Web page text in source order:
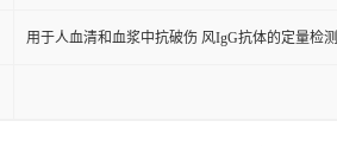
用于人血清和血浆中抗破伤 风IgG抗体的定量检测